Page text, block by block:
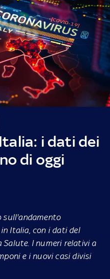
i dati dei
di oggi
sull'andamento
Italia, con i dati del
I numeri relativi a
e i nuovi casi divisi